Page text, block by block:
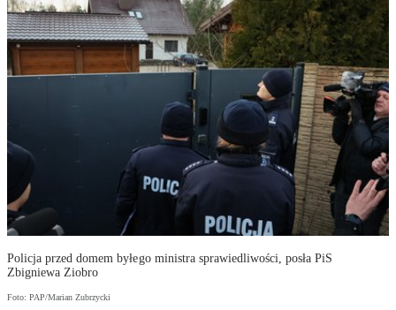
Policja przed domem byłego ministra sprawiedliwości, posła PiS
Zbigniewa Ziobro
Foto: PAP/Marian Zubrzycki